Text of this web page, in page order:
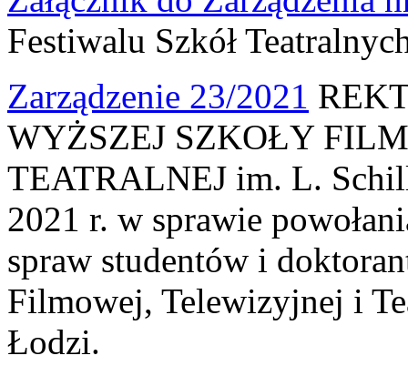
Festiwalu Szkół
Zarządzenie 23/2021
WYŻSZEJ SZKOŁY
TEATRALNEJ im. L.
2021 r. w sprawie
spraw studentów i
Filmowej, Telewizyjnej i
Łodzi.